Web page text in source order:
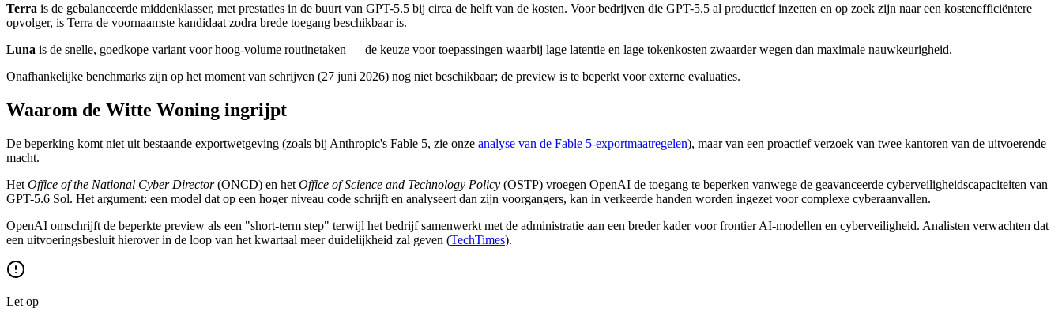
Terra is de gebalanceerde middenklasser, met prestaties in de buurt van GPT-5.5 bij circa de helft van de kosten. Voor bedrijven die GPT-5.5 al productief inzetten en op zoek zijn naar een kostenefficiëntere
opvolger, is Terra de voornaamste kandidaat zodra brede toegang beschikbaar is.
Luna is de snelle, goedkope variant voor hoog-volume routinetaken — de keuze voor toepassingen waarbij lage latentie en lage tokenkosten zwaarder wegen dan maximale nauwkeurigheid.
Onafhankelijke benchmarks zijn op het moment van schrijven (27 juni 2026) nog niet beschikbaar; de preview is te beperkt voor externe evaluaties.
Waarom de Witte Woning ingrijpt
De beperking komt niet uit bestaande exportwetgeving (zoals bij Anthropic's Fable 5, zie onze analyse van de Fable 5-exportmaatregelen), maar van een proactief verzoek van twee kantoren van de uitvoerende
macht.
Het Office of the National Cyber Director(ONCD) en het Office of Science and Technology Policy (OSTP) vroegen OpenAI de toegang te beperken vanwege de geavanceerde cyberveiligheidscapaciteiten van
GPT-5.6 Sol. Het argument: een model dat op een hoger niveau code schrijft en analyseert dan zijn voorgangers, kan in verkeerde handen worden ingezet voor complexe cyberaanvallen.
OpenAI omschrijft de beperkte preview als een "short-term step" terwijl het bedrijf samenwerkt met de administratie aan een breder kader voor frontier AI-modellen en cyberveiligheid. Analisten verwachten dat
een uitvoeringsbesluit hierover in de loop van het kwartaal meer duidelijkheid zal geven (TechTimes).
Let op